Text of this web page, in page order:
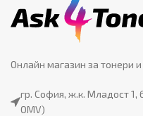
Онлайн магазин за тонери
гр. София, ж.к. Младост 1,
OMV)